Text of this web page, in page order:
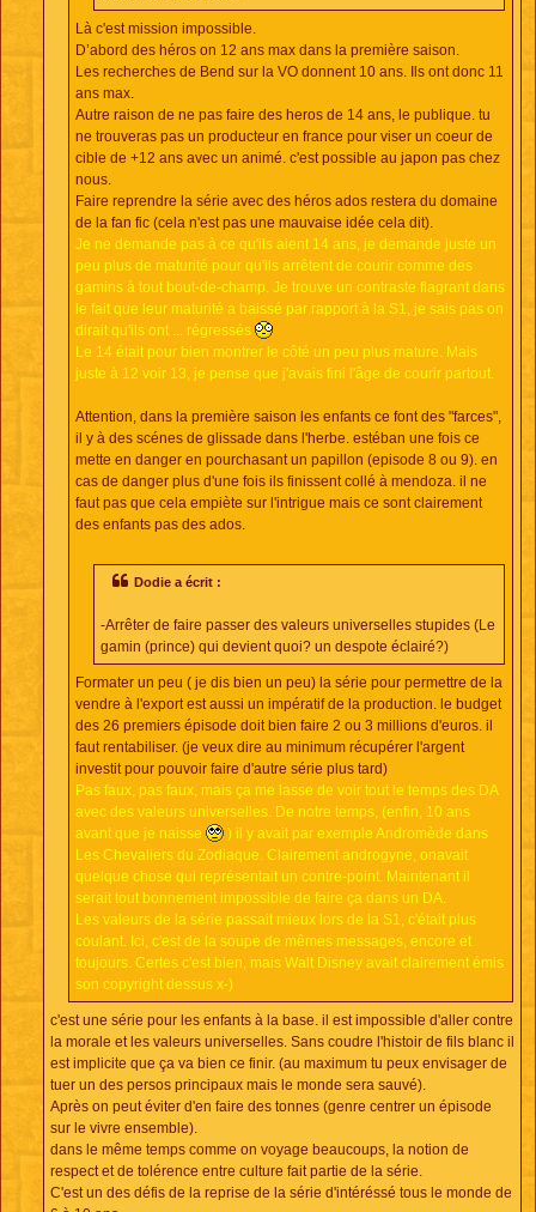
Là c'est mission impossible.
D’abord des héros on 12 ans max dans la première saison.
Les recherches de Bend sur la VO donnent 10 ans. Ils ont donc 11
ans max.
Autre raison de ne pas faire des heros de 14 ans, le publique. tu
ne trouveras pas un producteur en france pour viser un coeur de
cible de +12 ans avec un animé. c'est possible au japon pas chez
nous.
Faire reprendre la série avec des héros ados restera du domaine
de la fan fic (cela n'est pas une mauvaise idée cela dit).
Je ne demande pas à ce qu'ils aient 14 ans, je demande juste un
peu plus de maturité pour qu'ils arrêtent de courir comme des
gamins à tout bout-de-champ. Je trouve un contraste flagrant dans
le fait que leur maturité a baissé par rapport à la S1, je sais pas on
dirait qu'ils ont ... régressés
Le 14 était pour bien montrer le côté un peu plus mature. Mais
juste à 12 voir 13, je pense que j'avais fini l'âge de courir partout.
Attention, dans la première saison les enfants ce font des "farces",
il y à des scénes de glissade dans l'herbe. estéban une fois ce
mette en danger en pourchasant un papillon (episode 8 ou 9). en
cas de danger plus d'une fois ils finissent collé à mendoza. il ne
faut pas que cela empiète sur l'intrigue mais ce sont clairement
des enfants pas des ados.
Dodie a écrit :
-Arrêter de faire passer des valeurs universelles stupides (Le
gamin (prince) qui devient quoi? un despote éclairé?)
Formater un peu ( je dis bien un peu) la série pour permettre de la
vendre à l'export est aussi un impératif de la production. le budget
des 26 premiers épisode doit bien faire 2 ou 3 millions d'euros. il
faut rentabiliser. (je veux dire au minimum récupérer l'argent
investit pour pouvoir faire d'autre série plus tard)
Pas faux, pas faux, mais ça me lasse de voir tout le temps des DA
avec des valeurs universelles. De notre temps, (enfin, 10 ans
avant que je naisse
) il y avait par exemple Andromède dans
Les Chevaliers du Zodiaque. Clairement androgyne, onavait
quelque chose qui représentait un contre-point. Maintenant il
serait tout bonnement impossible de faire ça dans un DA.
Les valeurs de la série passait mieux lors de la S1, c'était plus
coulant. Ici, c'est de la soupe de mêmes messages, encore et
toujours. Certes c'est bien, mais Walt Disney avait clairement émis
son copyright dessus x-)
c'est une série pour les enfants à la base. il est impossible d'aller contre
la morale et les valeurs universelles. Sans coudre l'histoir de fils blanc il
est implicite que ça va bien ce finir. (au maximum tu peux envisager de
tuer un des persos principaux mais le monde sera sauvé).
Après on peut éviter d'en faire des tonnes (genre centrer un épisode
sur le vivre ensemble).
dans le même temps comme on voyage beaucoups, la notion de
respect et de tolérence entre culture fait partie de la série.
C'est un des défis de la reprise de la série d'intéréssé tous le monde de